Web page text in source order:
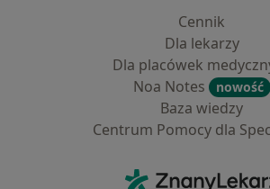
Cennik
Dla lekarzy
Dla placówek
Noa Notes
nowość
Baza wiedzy
Centrum Pomocy dla
ZnanyLekarz